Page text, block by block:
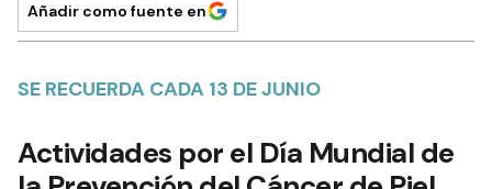
Añadir como fuente en
SE RECUERDA CADA 13 DE JUNIO
Actividades por el Día Mundial de